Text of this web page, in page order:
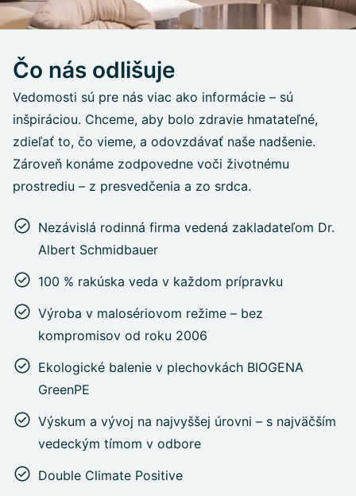
Čo nás odlišuje
Vedomosti sú pre nás viac ako informácie – sú
inšpiráciou. Chceme, aby bolo zdravie hmatateľné,
zdieľať to, čo vieme, a odovzdávať naše nadšenie.
Zároveň konáme zodpovedne voči životnému
prostrediu – z presvedčenia a zo srdca.
Nezávislá rodinná firma vedená zakladateľom Dr.
Albert Schmidbauer
100 % rakúska veda v každom prípravku
Výroba v malosériovom režime – bez
kompromisov od roku 2006
Ekologické balenie v plechovkách BIOGENA
GreenPE
Výskum a vývoj na najvyššej úrovni – s najväčším
vedeckým tímom v odbore
Double Climate Positive